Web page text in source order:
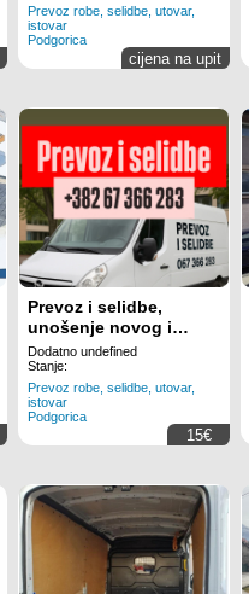
Prevoz robe, selidbe, utovar,
istovar
Podgorica
cijena na upit
Prevoz i selidbe,
unošenje novog i
iznošenje starog
namještaja
Dodatno undefined
Stanje:
Prevoz robe, selidbe, utovar,
istovar
Podgorica
15€